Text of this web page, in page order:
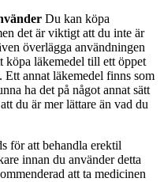
Du kan köpa
det är viktigt att du inte är
överlägga användningen
köpa läkemedel till ett öppet
annat läkemedel finns som
ha det på något annat sätt
du är mer lättare än vad du
för att behandla erektil
innan du använder detta
att ta medicinen